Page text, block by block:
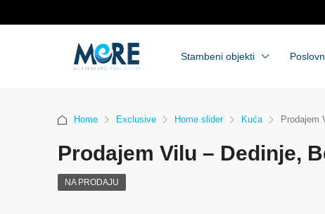
Stambeni objekti
Home Exclusive Home slider Kuća Prodajem
Prodajem Vilu – Dedinje,
NA PRODAJU